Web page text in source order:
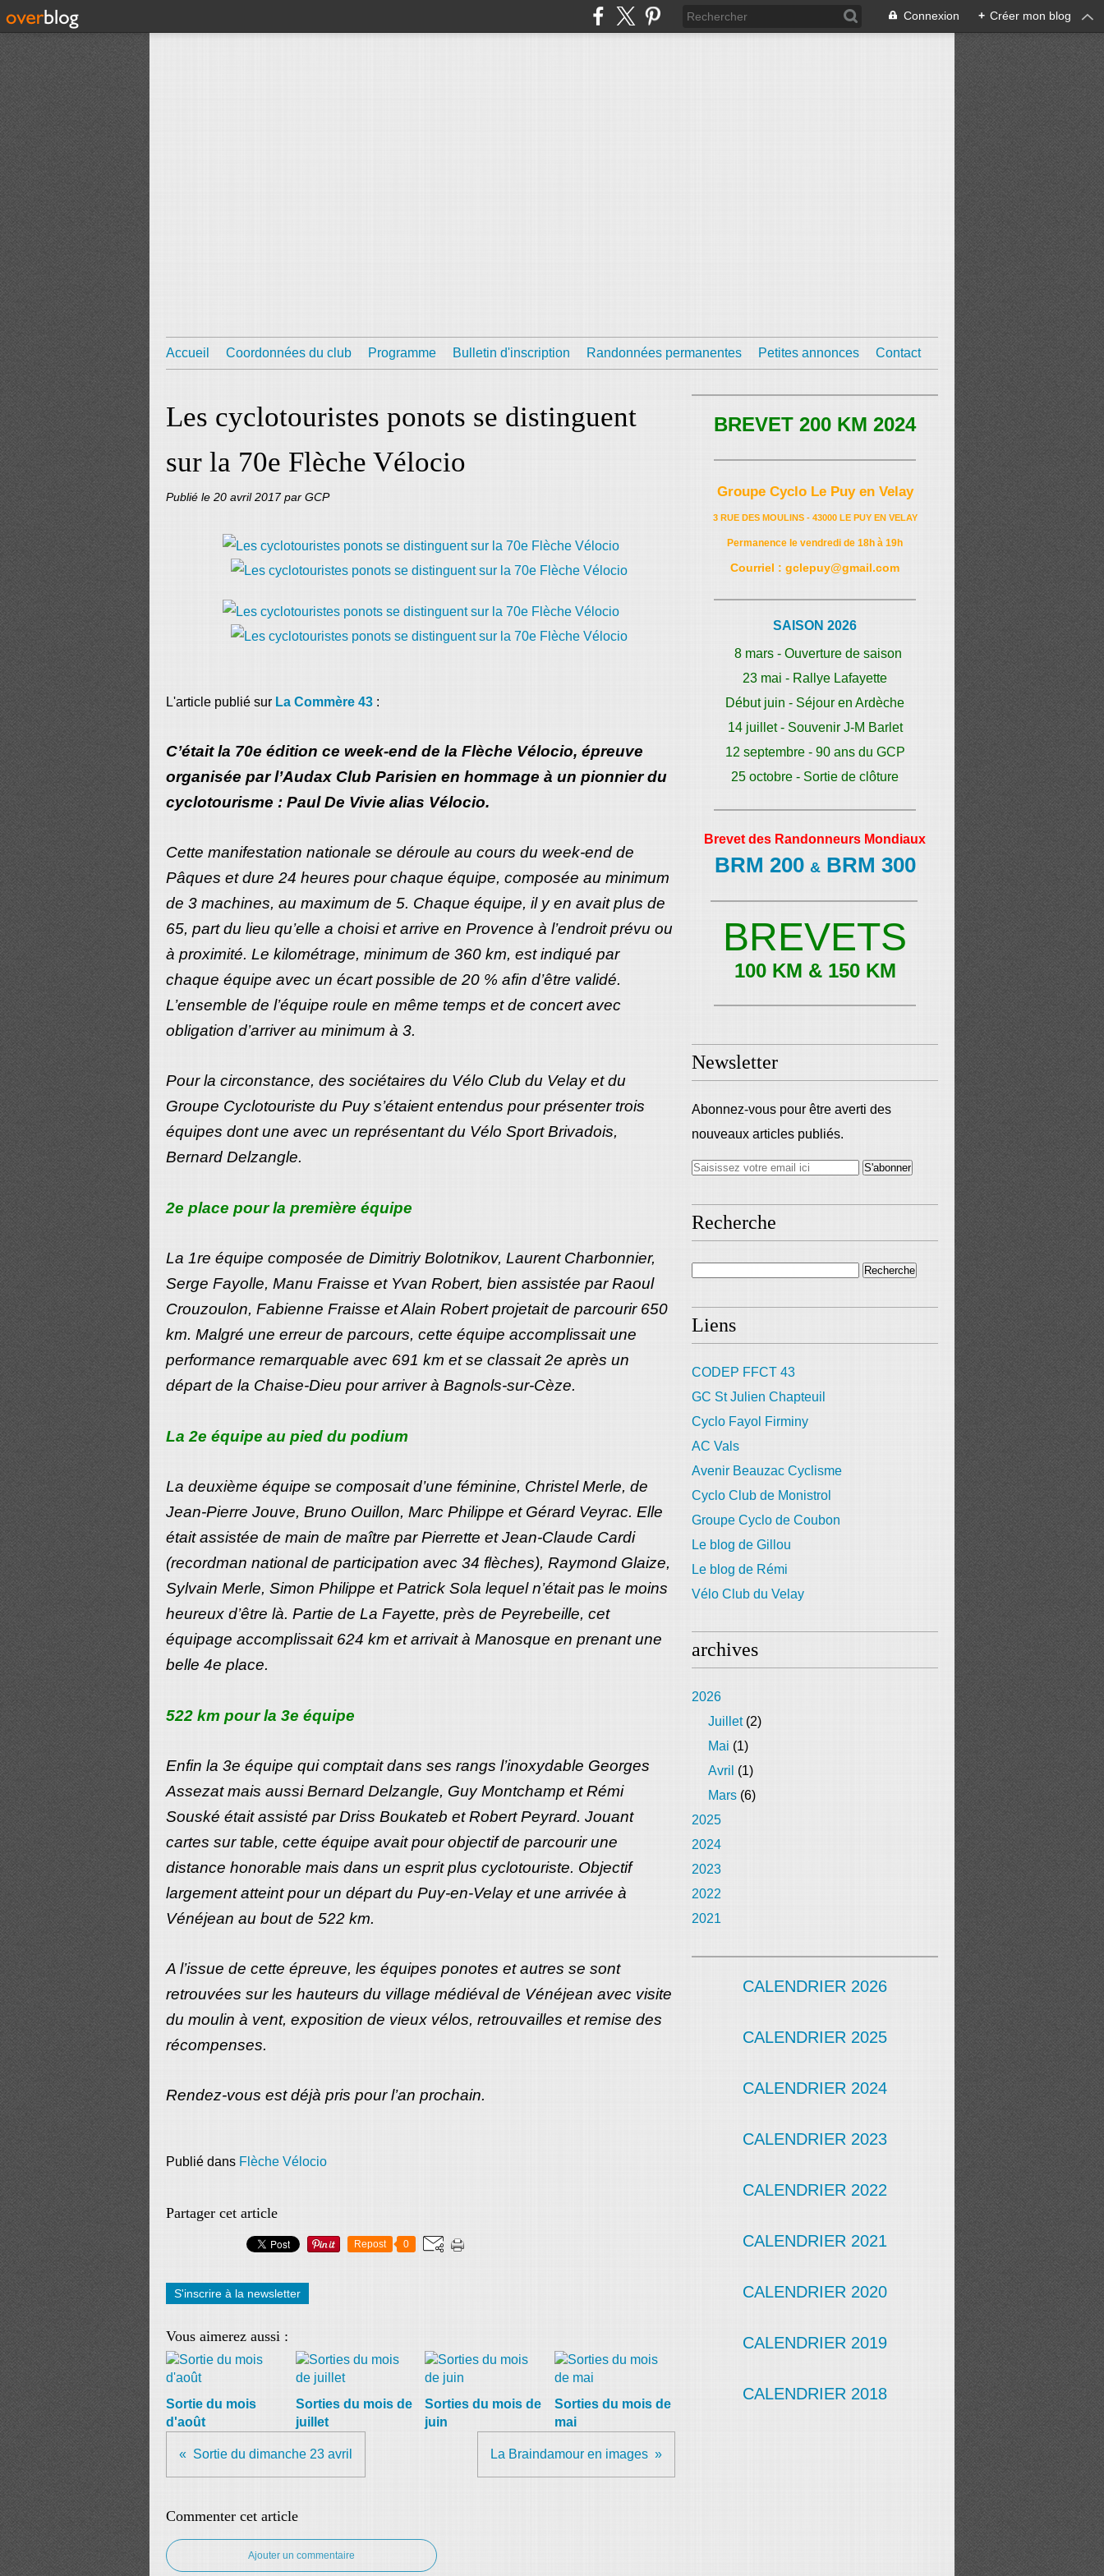
Connexion + Créer mon blog
Accueil Coordonnées du club Programme Bulletin d'inscription Randonnées permanentes Petites annonces Contact
Les cyclotouristes ponots se distinguent
sur la 70e Flèche Vélocio
Publié le 20 avril 2017par GCP
L'article publié sur La Commère 43 :
C’était la 70e édition ce week-end de la Flèche Vélocio, épreuve
organisée par l’Audax Club Parisien en hommage à un pionnier du
cyclotourisme : Paul De Vivie alias Vélocio.
Cette manifestation nationale se déroule au cours du week-end de
Pâques et dure 24 heures pour chaque équipe, composée au minimum
de 3 machines, au maximum de 5. Chaque équipe, il y en avait plus de
65, part du lieu qu’elle a choisi et arrive en Provence à l’endroit prévu ou
à proximité. Le kilométrage, minimum de 360 km, est indiqué par
chaque équipe avec un écart possible de 20 % afin d’être validé.
L’ensemble de l’équipe roule en même temps et de concert avec
obligation d’arriver au minimum à 3.
Pour la circonstance, des sociétaires du Vélo Club du Velay et du
Groupe Cyclotouriste du Puy s’étaient entendus pour présenter trois
équipes dont une avec un représentant du Vélo Sport Brivadois,
Bernard Delzangle.
2e place pour la première équipe
La 1re équipe composée de Dimitriy Bolotnikov, Laurent Charbonnier,
Serge Fayolle, Manu Fraisse et Yvan Robert, bien assistée par Raoul
Crouzoulon, Fabienne Fraisse et Alain Robert projetait de parcourir 650
km. Malgré une erreur de parcours, cette équipe accomplissait une
performance remarquable avec 691 km et se classait 2e après un
départ de la Chaise-Dieu pour arriver à Bagnols-sur-Cèze.
La 2e équipe au pied du podium
La deuxième équipe se composait d’une féminine, Christel Merle, de
Jean-Pierre Jouve, Bruno Ouillon, Marc Philippe et Gérard Veyrac. Elle
était assistée de main de maître par Pierrette et Jean-Claude Cardi
(recordman national de participation avec 34 flèches), Raymond Glaize,
Sylvain Merle, Simon Philippe et Patrick Sola lequel n’était pas le moins
heureux d’être là. Partie de La Fayette, près de Peyrebeille, cet
équipage accomplissait 624 km et arrivait à Manosque en prenant une
belle 4e place.
522 km pour la 3e équipe
Enfin la 3e équipe qui comptait dans ses rangs l’inoxydable Georges
Assezat mais aussi Bernard Delzangle, Guy Montchamp et Rémi
Souské était assisté par Driss Boukateb et Robert Peyrard. Jouant
cartes sur table, cette équipe avait pour objectif de parcourir une
distance honorable mais dans un esprit plus cyclotouriste. Objectif
largement atteint pour un départ du Puy-en-Velay et une arrivée à
Vénéjean au bout de 522 km.
A l’issue de cette épreuve, les équipes ponotes et autres se sont
retrouvées sur les hauteurs du village médiéval de Vénéjean avec visite
du moulin à vent, exposition de vieux vélos, retrouvailles et remise des
récompenses.
Rendez-vous est déjà pris pour l’an prochain.
Publié dans Flèche Vélocio
Partager cet article
Repost 0
S'inscrire à la newsletter
Vous aimerez aussi :
Sortie du mois
d'août
Sorties du mois de
juillet
Sorties du mois de
juin
Sorties du mois de
mai
Sortie du dimanche 23 avril La Braindamour en images
Commenter cet article
Ajouter un commentaire
BREVET 200 KM 2024
Groupe Cyclo Le Puy en Velay
3 RUE DES MOULINS - 43000 LE PUY EN VELAY
Permanence le vendredi de 18h à 19h
Courriel : gclepuy@gmail.com
SAISON 2026
8 mars - Ouverture de saison
23 mai - Rallye Lafayette
Début juin - Séjour en Ardèche
14 juillet - Souvenir J-M Barlet
12 septembre - 90 ans du GCP
25 octobre - Sortie de clôture
Brevet des Randonneurs Mondiaux
BRM 200 &BRM 300
BREVETS
100 KM & 150 KM
Newsletter
Abonnez-vous pour être averti des
nouveaux articles publiés.
Recherche
Liens
CODEP FFCT 43
GC St Julien Chapteuil
Cyclo Fayol Firminy
AC Vals
Avenir Beauzac Cyclisme
Cyclo Club de Monistrol
Groupe Cyclo de Coubon
Le blog de Gillou
Le blog de Rémi
Vélo Club du Velay
archives
2026
Juillet(2)
Mai (1)
Avril (1)
Mars (6)
2025
2024
2023
2022
2021
CALENDRIER 2026
CALENDRIER 2025
CALENDRIER 2024
CALENDRIER 2023
CALENDRIER 2022
CALENDRIER 2021
CALENDRIER 2020
CALENDRIER 2019
CALENDRIER 2018